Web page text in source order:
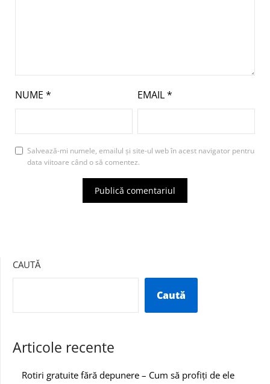
NUME * EMAIL*
Salvează-mi numele, emailul și site-ul web în acest navigator pentru
data viitoare când o să comentez.
CAUTĂ
Caută
Articole recente
Rotiri gratuite fără depunere – Cum să profiți de ele